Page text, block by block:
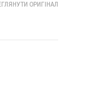
ОРИГІНАЛ